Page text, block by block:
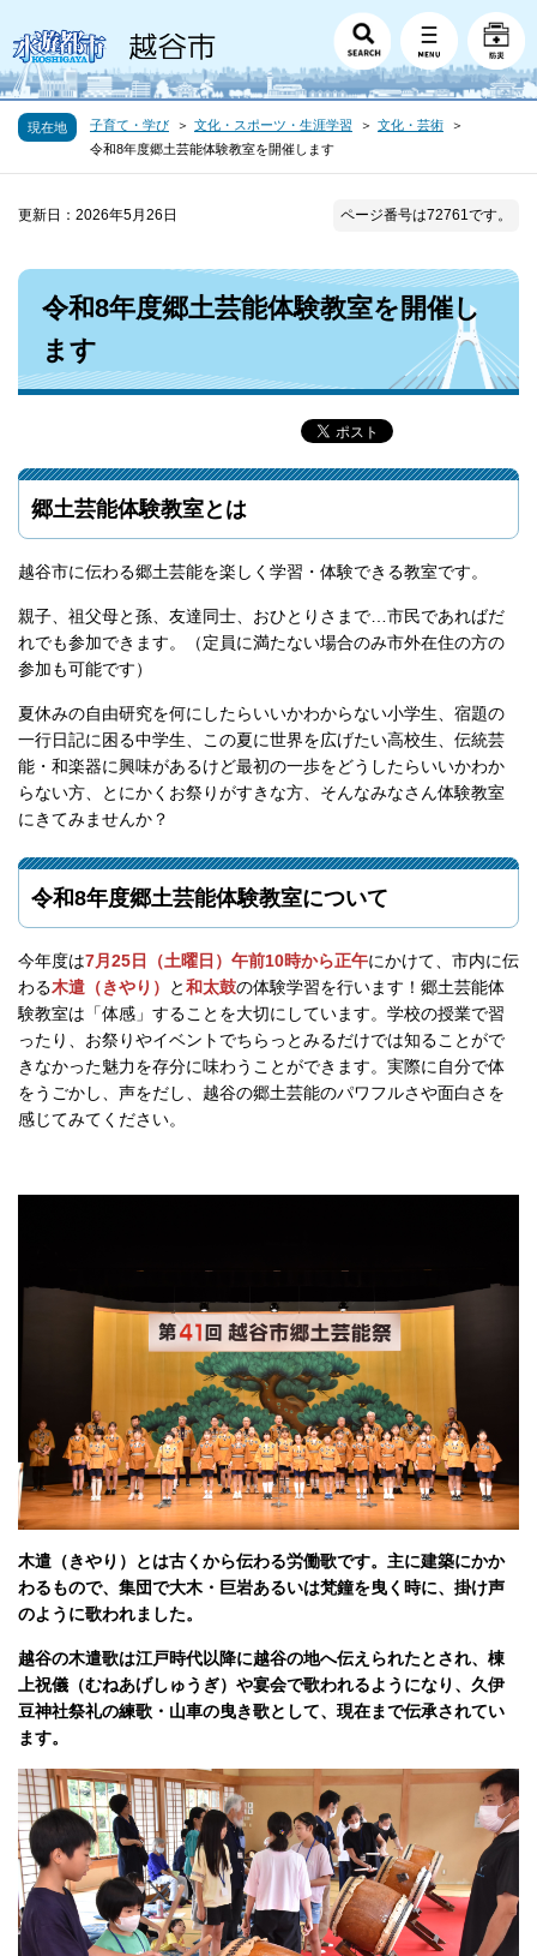
現在地 子育て・学び 文化・スポーツ・生涯学習
文化・芸術
令和8年度郷土芸能体験教室を開催します
更新日：2026年5月26日 ページ番号は72761です。
令和8年度郷土芸能体験教室を開催し
ます
郷土芸能体験教室とは
越谷市に伝わる郷土芸能を楽しく学習・体験できる教室です。
親子、祖父母と孫、友達同士、おひとりさまで…市民であればだ
れでも参加できます。（定員に満たない場合のみ市外在住の方の
参加も可能です）
夏休みの自由研究を何にしたらいいかわからない小学生、宿題の
一行日記に困る中学生、この夏に世界を広げたい高校生、伝統芸
能・和楽器に興味があるけど最初の一歩をどうしたらいいかわか
らない方、とにかくお祭りがすきな方、そんなみなさん体験教室
にきてみませんか？
令和8年度郷土芸能体験教室について
今年度は7月25日（土曜日）午前10時から正午にかけて、市内に伝
わる木遣（きやり） と和太鼓の体験学習を行います！郷土芸能体
験教室は「体感」することを大切にしています。学校の授業で習
ったり、お祭りやイベントでちらっとみるだけでは知ることがで
きなかった魅力を存分に味わうことができます。実際に自分で体
をうごかし、声をだし、越谷の郷土芸能のパワフルさや面白さを
感じてみてください。
木遣（きやり）とは古くから伝わる労働歌です。主に建築にかか
わるもので、集団で大木・巨岩あるいは梵鐘を曳く時に、掛け声
のように歌われました。
越谷の木遣歌は江戸時代以降に越谷の地へ伝えられたとされ、棟
上祝儀（むねあげしゅうぎ）や宴会で歌われるようになり、久伊
豆神社祭礼の練歌・山車の曳き歌として、現在まで伝承されてい
ます。